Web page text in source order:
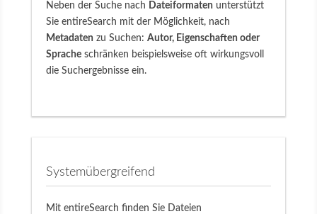
Neben der Suche nach Dateiformaten unterstützt
Sie entireSearch mit der Möglichkeit, nach
Metadaten zu Suchen: Autor, Eigenschaften oder
Spracheschränken beispielsweise oft wirkungsvoll
die Suchergebnisse ein.
Systemübergreifend
Mit entireSearch finden Sie Dateien